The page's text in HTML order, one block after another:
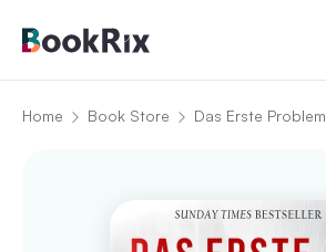
Home Book Store Das Erste Problem